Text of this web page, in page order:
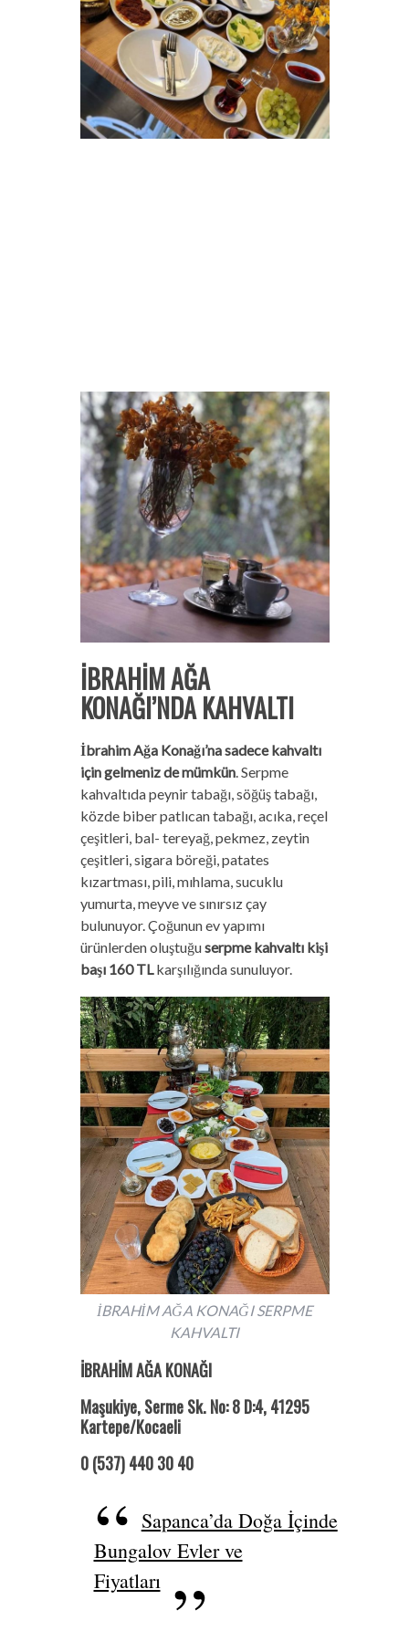
İBRAHİM AĞA
KONAĞI’NDA KAHVALTI
İbrahim Ağa Konağı’na sadece kahvaltı
için gelmeniz de mümkün. Serpme
kahvaltıda peynir tabağı, söğüş tabağı,
közde biber patlıcan tabağı, acıka, reçel
çeşitleri, bal- tereyağ, pekmez, zeytin
çeşitleri, sigara böreği, patates
kızartması, pili, mıhlama, sucuklu
yumurta, meyve ve sınırsız çay
bulunuyor. Çoğunun ev yapımı
ürünlerden oluştuğuserpme kahvaltı kişi
başı 160 TLkarşılığında sunuluyor.
İBRAHİM AĞA KONAĞI SERPME
KAHVALTI
İBRAHİM AĞA KONAĞI
Maşukiye, Serme Sk. No: 8 D:4, 41295
Kartepe/Kocaeli
0 (537) 440 30 40
Sapanca’da Doğa İçinde
Bungalov Evler ve
Fiyatları